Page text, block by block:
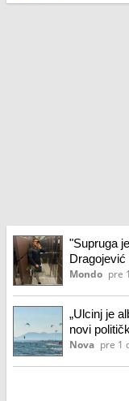
"Supruga
Mondo pre
„Ulcinj je
novi
Nova pre 1